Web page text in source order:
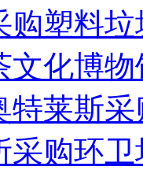
购塑料
文化博
特莱斯
采购环